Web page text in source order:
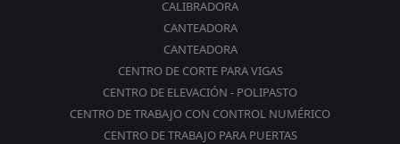
CALIBRADORA
CANTEADORA
CANTEADORA
CENTRO DE CORTE PARA VIGAS
CENTRO DE ELEVACIÓN - POLIPASTO
CENTRO DE TRABAJO CON CONTROL NUMÉRICO
CENTRO DE TRABAJO PARA PUERTAS